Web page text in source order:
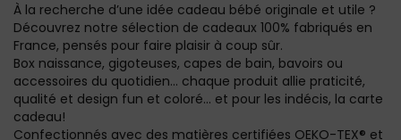
À la recherche d’une idée cadeau bébé originale et utile ?
Découvrez notre sélection de cadeaux 100% fabriqués en
France, pensés pour faire plaisir à coup sûr.
Box naissance, gigoteuses, capes de bain, bavoirs ou
accessoires du quotidien… chaque produit allie praticité,
qualité et design fun et coloré... et pour les indécis, la carte
cadeau!
Confectionnés avec des matières certifiées OEKO-TEX® et